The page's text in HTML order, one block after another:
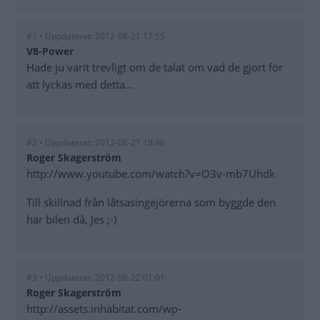
#1 • Uppdaterat: 2012-08-21 17:55
V8-Power
Hade ju varit trevligt om de talat om vad de gjort för
att lyckas med detta...
#2 • Uppdaterat: 2012-08-21 18:46
Roger Skagerström
http://www.youtube.com/watch?v=O3v-mb7Uhdk
Till skillnad från låtsasingejörerna som byggde den
här bilen då, Jes ;-)
#3 • Uppdaterat: 2012-08-22 01:01
Roger Skagerström
http://assets.inhabitat.com/wp-